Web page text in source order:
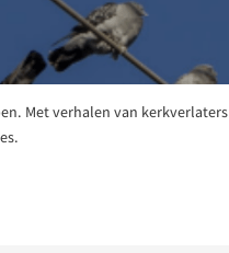
Met verhalen van kerkverlaters